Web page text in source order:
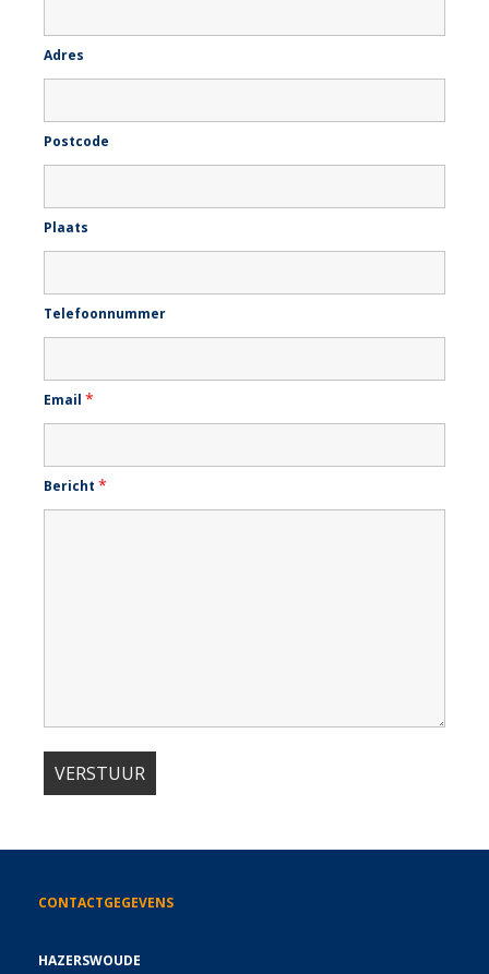
Adres
Postcode
Plaats
Telefoonnummer
Email *
Bericht *
CONTACTGEGEVENS
HAZERSWOUDE